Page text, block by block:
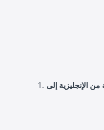
من الإنجليزية إلى